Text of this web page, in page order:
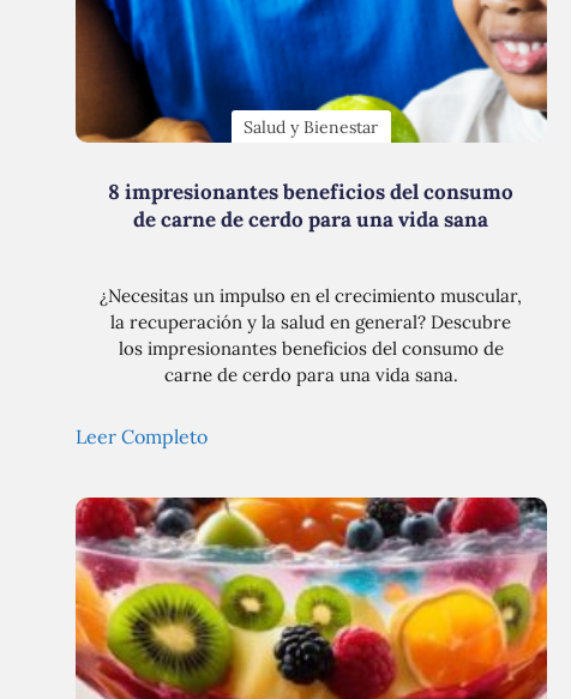
Salud y Bienestar
8 impresionantes beneficios del consumo
de carne de cerdo para una vida sana
¿Necesitas un impulso en el crecimiento muscular,
la recuperación y la salud en general? Descubre
los impresionantes beneficios del consumo de
carne de cerdo para una vida sana.
Leer Completo